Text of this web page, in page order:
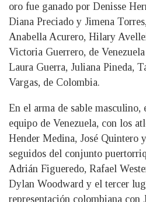
oro fue ganado por Denisse
Diana Preciado y Jimena
Anabella Acurero, Hilary
Victoria Guerrero, de
Laura Guerra, Juliana Pineda,
Vargas, de Colombia.
En el arma de sable
equipo de Venezuela, con los
Hender Medina, José Quintero
seguidos del conjunto
Adrián Figueredo, Rafael
Dylan Woodward y el tercer
representación colombiana con